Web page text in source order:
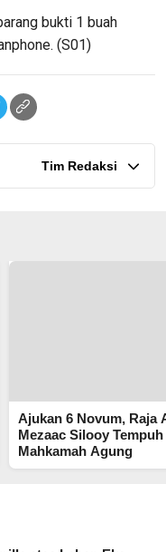
bukti 1 buah
(S01)
Tim Redaksi
Ajukan 6 Novum, Raja
Mezaac Silooy
Mahkamah Agung